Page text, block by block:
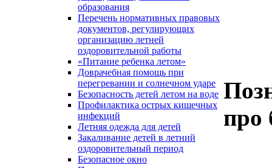
образования
Перечень нормативных правовых
документов, регулирующих
организацию летней
оздоровительной работы
«Питание ребенка летом»
Доврачебная помощь при
перегревании и солнечном ударе
Безопасность детей летом на воде
Профилактика острых кишечных
инфекций
Летняя одежда для детей
Закаливание детей в летний
оздоровительный период
Безопасное окно
про